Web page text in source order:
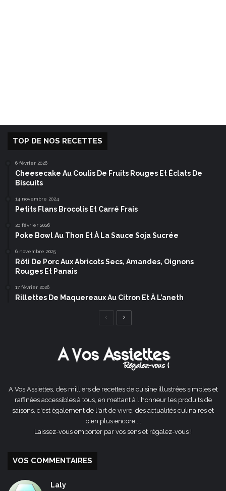
TOP DE NOS RECETTES
6 février 2026
Cheesecake Au Coulis De Fruits Rouges Et Éclats De
Biscuits
14 novembre 2024
Petits Flans Brocolis Et Carré Frais
20 février 2026
Poke Bowl Au Thon Et À La Sauce Soja Sucrée
6 novembre 2025
Rôti De Porc Aux Abricots Secs, Amandes, Oignons
Rouges Et Panais
17 février 2026
Rillettes De Maquereaux Au Citron Et À L’aneth
Page
A Vos Assiettes, des milliers de recettes de cuisine illustrées simples et
raffinées accessibles à tous, en mettant à l'honneur les produits de
saisons, c'est également de l'art de vivre, des actualités culinaires et
bien plus encore ...
Laissez-vous emporter par vos sens et régalez-vous !
VOS COMMENTAIRES
Laly